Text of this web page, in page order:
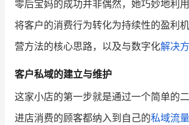
培训课程
增长俱乐部
增长俱乐部 有赞商盟
零后宝妈的成功并非偶然，她巧妙地利用
将客户的消费行为转化为持续性的盈利
营方法的核心思路，以及与数字化解决
客户私域的建立与维护
这家小店的第一步就是通过一个简单的
进店消费的顾客都纳入到自己的私域流